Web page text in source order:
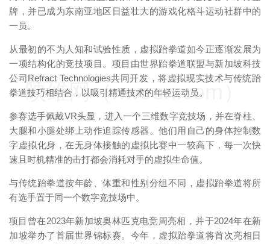
牌，并已成为东南亚地区日益壮大的游戏化格斗运动社群中的
一员。
从最初的不为人知和试验性质，虚拟跆拳道如今正逐渐发展为
一项结构化的竞技项目。项目由世界跆拳道联盟与新加坡科技
公司Refract Technologies共同开发，将虚拟现实技术与传统跆
拳道技巧相结合，以吸引精通技术的年轻运动员。
参赛选手佩戴VR头显，进入一个三维数字竞技场，并在脊柱、
大腿和小腿处绑上动作追踪传感器。他们用自己的身体控制数
字虚拟化身，在无身体接触的虚拟比赛中一较高下，每一次快
速且时机精准的击打都会消耗对手的虚拟生命值。
与传统跆拳道按年龄、体重和性别分组不同，虚拟跆拳道将所
有选手置于同一个数字竞技场中。
项目曾在2023年新加坡奥林匹克电竞周亮相，并于2024年在新
加坡举办了首届世界锦标赛。今年，虚拟跆拳道将首次亮相日
映维网（nweon.com）